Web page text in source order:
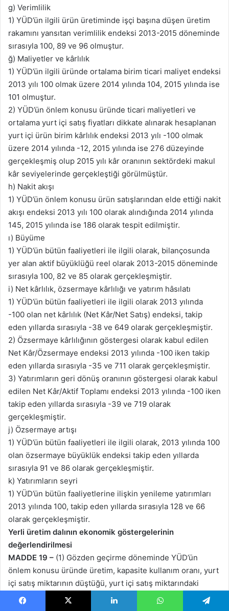
g) Verimlilik
1) YÜD’ün ilgili ürün üretiminde işçi başına düşen üretim
rakamını yansıtan verimlilik endeksi 2013-2015 döneminde
sırasıyla 100, 89 ve 96 olmuştur.
ğ) Maliyetler ve kârlılık
1) YÜD’ün ilgili üründe ortalama birim ticari maliyet endeksi
2013 yılı 100 olmak üzere 2014 yılında 104, 2015 yılında ise
101 olmuştur.
2) YÜD’ün önlem konusu üründe ticari maliyetleri ve
ortalama yurt içi satış fiyatları dikkate alınarak hesaplanan
yurt içi ürün birim kârlılık endeksi 2013 yılı -100 olmak
üzere 2014 yılında -12, 2015 yılında ise 276 düzeyinde
gerçekleşmiş olup 2015 yılı kâr oranının sektördeki makul
kâr seviyelerinde gerçekleştiği görülmüştür.
h) Nakit akışı
1) YÜD’ün önlem konusu ürün satışlarından elde ettiği nakit
akışı endeksi 2013 yılı 100 olarak alındığında 2014 yılında
145, 2015 yılında ise 186 olarak tespit edilmiştir.
ı) Büyüme
1) YÜD’ün bütün faaliyetleri ile ilgili olarak, bilançosunda
yer alan aktif büyüklüğü reel olarak 2013-2015 döneminde
sırasıyla 100, 82 ve 85 olarak gerçekleşmiştir.
i) Net kârlılık, özsermaye kârlılığı ve yatırım hâsılatı
1) YÜD’ün bütün faaliyetleri ile ilgili olarak 2013 yılında
-100 olan net kârlılık (Net Kâr/Net Satış) endeksi, takip
eden yıllarda sırasıyla -38 ve 649 olarak gerçekleşmiştir.
2) Özsermaye kârlılığının göstergesi olarak kabul edilen
Net Kâr/Özsermaye endeksi 2013 yılında -100 iken takip
eden yıllarda sırasıyla -35 ve 711 olarak gerçekleşmiştir.
3) Yatırımların geri dönüş oranının göstergesi olarak kabul
edilen Net Kâr/Aktif Toplamı endeksi 2013 yılında -100 iken
takip eden yıllarda sırasıyla -39 ve 719 olarak
gerçekleşmiştir.
j) Özsermaye artışı
1) YÜD’ün bütün faaliyetleri ile ilgili olarak, 2013 yılında 100
olan özsermaye büyüklük endeksi takip eden yıllarda
sırasıyla 91 ve 86 olarak gerçekleşmiştir.
k) Yatırımların seyri
1) YÜD’ün bütün faaliyetlerine ilişkin yenileme yatırımları
2013 yılında 100, takip eden yıllarda sırasıyla 128 ve 66
olarak gerçekleşmiştir.
Yerli üretim dalının ekonomik göstergelerinin
değerlendirilmesi
MADDE 19 – (1) Gözden geçirme döneminde YÜD’ün
önlem konusu üründe üretim, kapasite kullanım oranı, yurt
içi satış miktarının düştüğü, yurt içi satış miktarındaki
düşmeyi göze alan firmanın üründen kâr edebilmek için